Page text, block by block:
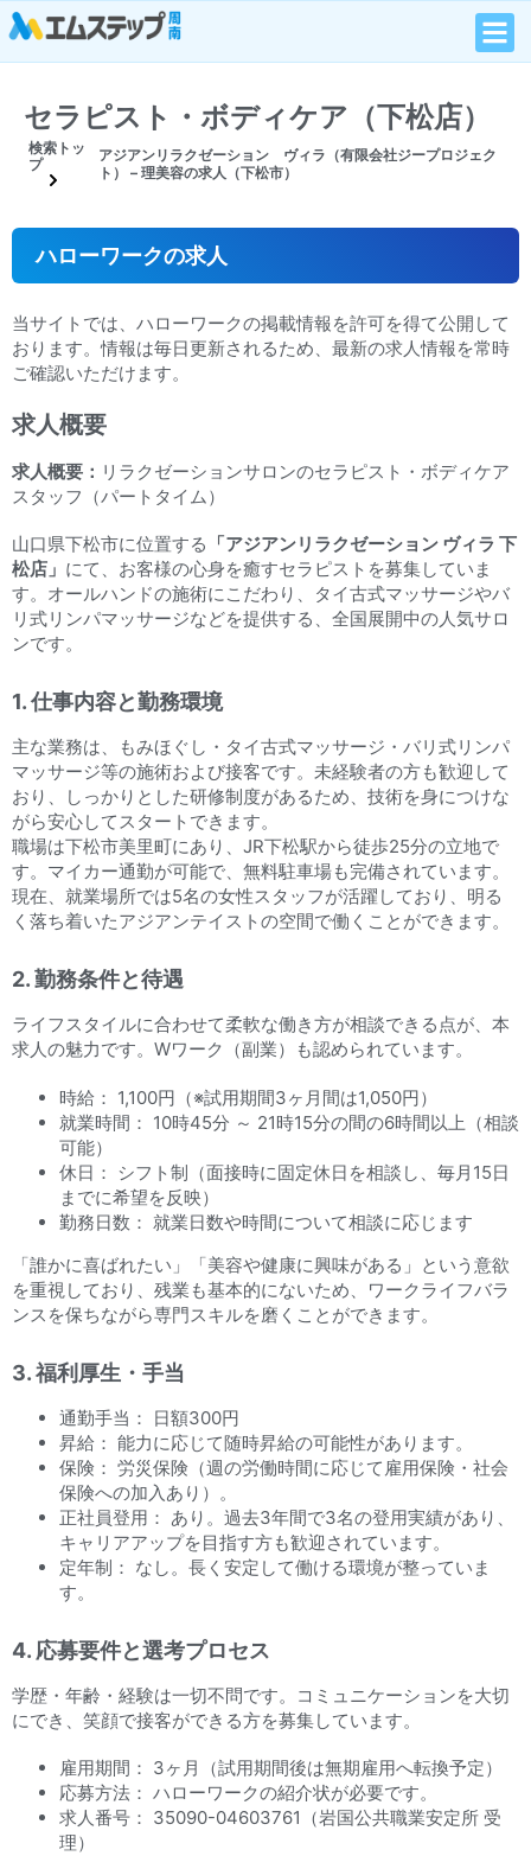
セラピスト・ボディケア（下松店）
検索トッ
プ
アジアンリラクゼーション ヴィラ（有限会社ジープロジェク
ト） – 理美容の求人（下松市）
ハローワークの求人
当サイトでは、ハローワークの掲載情報を許可を得て公開して
おります。情報は毎日更新されるため、最新の求人情報を常時
ご確認いただけます。
求人概要
求人概要： リラクゼーションサロンのセラピスト・ボディケア
スタッフ（パートタイム）
山口県下松市に位置する 「アジアンリラクゼーション ヴィラ 下
松店」 にて、お客様の心身を癒すセラピストを募集していま
す。オールハンドの施術にこだわり、タイ古式マッサージやバ
リ式リンパマッサージなどを提供する、全国展開中の人気サロ
ンです。
1. 仕事内容と勤務環境
主な業務は、もみほぐし・タイ古式マッサージ・バリ式リンパ
マッサージ等の施術および接客です。未経験者の方も歓迎して
おり、しっかりとした研修制度があるため、技術を身につけな
がら安心してスタートできます。
職場は下松市美里町にあり、JR下松駅から徒歩25分の立地で
す。マイカー通勤が可能で、無料駐車場も完備されています。
現在、就業場所では5名の女性スタッフが活躍しており、明る
く落ち着いたアジアンテイストの空間で働くことができます。
2. 勤務条件と待遇
ライフスタイルに合わせて柔軟な働き方が相談できる点が、本
求人の魅力です。Wワーク（副業）も認められています。
時給： 1,100円（※試用期間3ヶ月間は1,050円）
就業時間： 10時45分 ～ 21時15分の間の6時間以上（相談
可能）
休日： シフト制（面接時に固定休日を相談し、毎月15日
までに希望を反映）
勤務日数： 就業日数や時間について相談に応じます
「誰かに喜ばれたい」「美容や健康に興味がある」という意欲
を重視しており、残業も基本的にないため、ワークライフバラ
ンスを保ちながら専門スキルを磨くことができます。
3. 福利厚生・手当
通勤手当： 日額300円
昇給： 能力に応じて随時昇給の可能性があります。
保険： 労災保険（週の労働時間に応じて雇用保険・社会
保険への加入あり）。
正社員登用： あり。過去3年間で3名の登用実績があり、
キャリアアップを目指す方も歓迎されています。
定年制： なし。長く安定して働ける環境が整っていま
す。
4. 応募要件と選考プロセス
学歴・年齢・経験は一切不問です。コミュニケーションを大切
にでき、笑顔で接客ができる方を募集しています。
雇用期間： 3ヶ月（試用期間後は無期雇用へ転換予定）
応募方法： ハローワークの紹介状が必要です。
求人番号： 35090-04603761（岩国公共職業安定所 受
理）